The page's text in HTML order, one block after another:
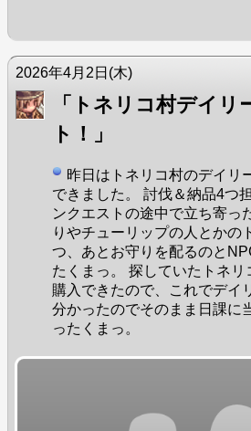
2026年4月2日 (木)
「トネリコ村デイリ
ト！」
昨日はトネリコ村のデイリ
できました。 討伐＆納品4つ
ンクエストの途中で立ち寄っ
りやチューリップの人とかの
つ、あとお守りを配るのと
たくまっ。 探していたトネリ
購入できたので、これでデイ
分かったのでそのまま日課に
ったくまっ。